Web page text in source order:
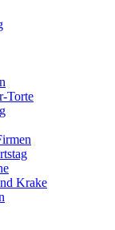
Torte
Krake